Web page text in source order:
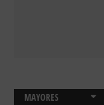
MAYORES